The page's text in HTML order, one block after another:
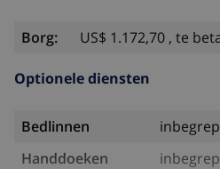
Borg: US$ 1.172,70 , te
Optionele diensten
Bedlinnen
Handdoeken